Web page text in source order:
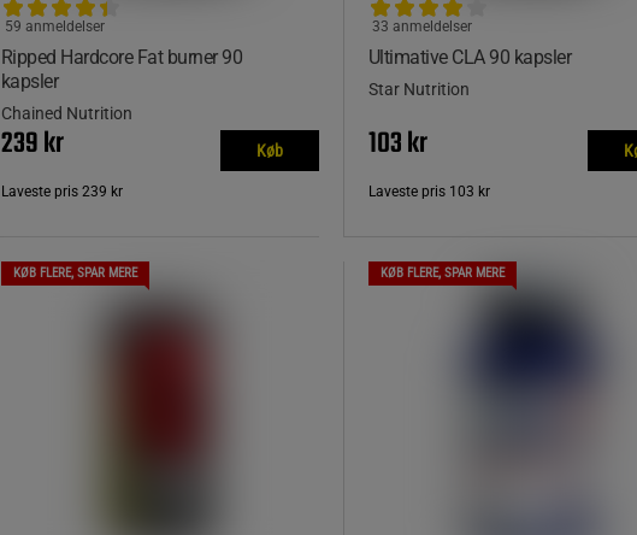
Ripped Hardcore Fat burner 90
kapsler
59 anmeldelser
Chained Nutrition
239 kr Køb
Laveste pris 239 kr
Ultimative CLA 90 kapsler
33 anmeldelser
Star Nutrition
103 kr
Laveste pris 103 kr
KØB FLERE, SPAR MERE KØB FLERE, SPAR MERE